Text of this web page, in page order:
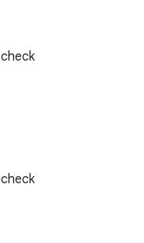
check
check